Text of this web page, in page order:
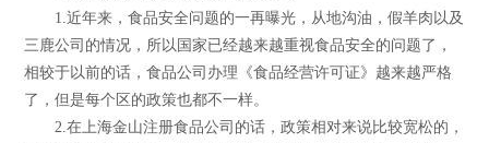
1.近年来，食品安全问题的一再曝光，从地沟油，假羊肉以及
三鹿公司的情况，所以国家已经越来越重视食品安全的问题了，
相较于以前的话，食品公司办理《食品经营许可证》越来越严格
了，但是每个区的政策也都不一样。
2.在上海金山注册食品公司的话，政策相对来说比较宽松的，